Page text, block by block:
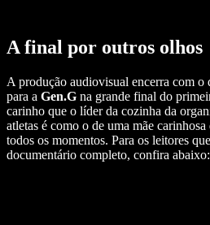
A final por outros olhos
A produção audiovisual encerra com o
para a Gen.G na grande final do
carinho que o líder da cozinha da
atletas é como o de uma mãe
todos os momentos. Para os leitores
documentário completo, confira abaixo: